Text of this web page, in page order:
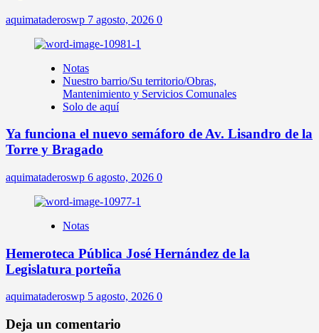
aquimataderoswp 7 agosto, 2026 0
Notas
Nuestro barrio/Su territorio/Obras,
Mantenimiento y Servicios Comunales
Solo de aquí
Ya funciona el nuevo semáforo de Av. Lisandro de la
Torre y Bragado
aquimataderoswp 6 agosto, 2026 0
Notas
Hemeroteca Pública José Hernández de la
Legislatura porteña
aquimataderoswp 5 agosto, 2026 0
Deja un comentario